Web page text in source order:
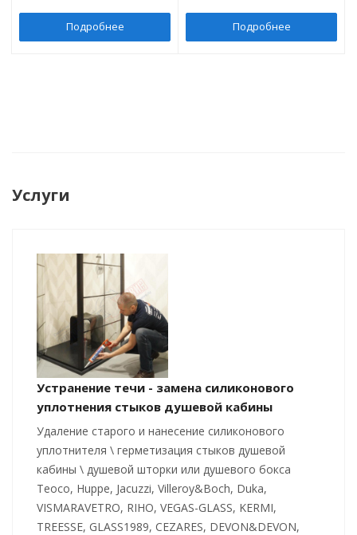
Подробнее Подробнее
Услуги
Устранение течи - замена силиконового
уплотнения стыков душевой кабины
Удаление старого и нанесение силиконового
уплотнителя \ герметизация стыков душевой
кабины \ душевой шторки или душевого бокса
Teoco, Huppe, Jacuzzi, Villeroy&Boch, Duka,
VISMARAVETRO, RIHO, VEGAS-GLASS, KERMI,
TREESSE, GLASS1989, CEZARES, DEVON&DEVON,